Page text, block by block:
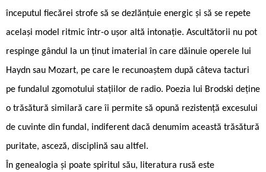
începutul fiecărei strofe să se dezlănțuie energic și să se repete
același model ritmic într-o ușor altă intonație. Ascultătorii nu pot
respinge gândul la un ținut imaterial în care dăinuie operele lui
Haydn sau Mozart, pe care le recunoaștem după câteva tacturi
pe fundalul zgomotului stațiilor de radio. Poezia lui Brodski deține
o trăsătură similară care îi permite să opună rezistență excesului
de cuvinte din fundal, indiferent dacă denumim această trăsătură
puritate, asceză, disciplină sau altfel.
În genealogia și poate spiritul său, literatura rusă este